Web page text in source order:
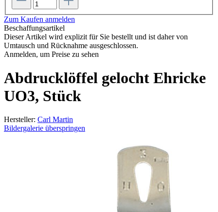
Zum Kaufen anmelden
Beschaffungsartikel
Dieser Artikel wird explizit für Sie bestellt und ist daher von
Umtausch und Rücknahme ausgeschlossen.
Anmelden, um Preise zu sehen
Abdrucklöffel gelocht Ehricke
UO3, Stück
Hersteller: Carl Martin
Bildergalerie überspringen